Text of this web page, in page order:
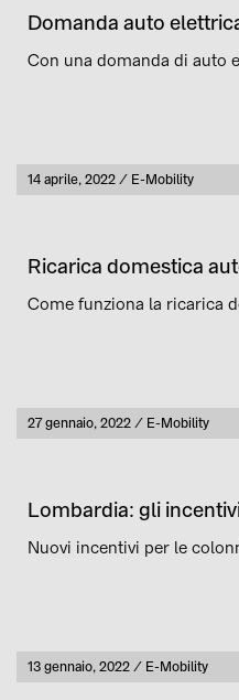
Domanda auto
Con una domanda di auto
Pubblicato
14 aprile, 2022 Categoria
E-Mobility
Ricarica domestica
Come funziona la ricarica
Pubblicato
27 gennaio, 2022 Categoria
E-Mobility
Lombardia: gli
Nuovi incentivi per le
Pubblicato
13 gennaio, 2022 Categoria
E-Mobility